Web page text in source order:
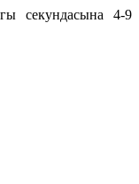
секундасына 4-9